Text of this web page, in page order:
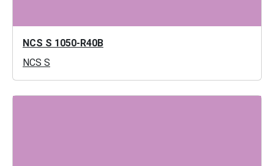
NCS S 1050-R40B
NCS S